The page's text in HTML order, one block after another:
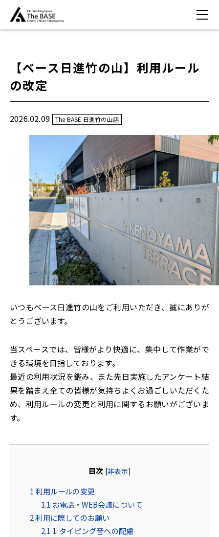
【ベース日進竹の山】利用ルール
の改定
2026.02.09 The BASE 日進竹の山店
いつもベース日進竹の山をご利用いただき、誠にありが
とうございます。
当スペースでは、皆様がより快適に、集中して作業がで
きる環境を目指しております。
最近の利用状況を鑑み、また先日実施したアンケート結
果を踏まえ全ての皆様が気持ちよくお過ごしいただくた
め、利用ルールの変更と利用に関するお願いがございま
す。
目次 [非表示]
1利用ルールの変更
1.1 お電話・WEB会議について
2利用に際してのお願い
2.1 1. タイピング音への配慮